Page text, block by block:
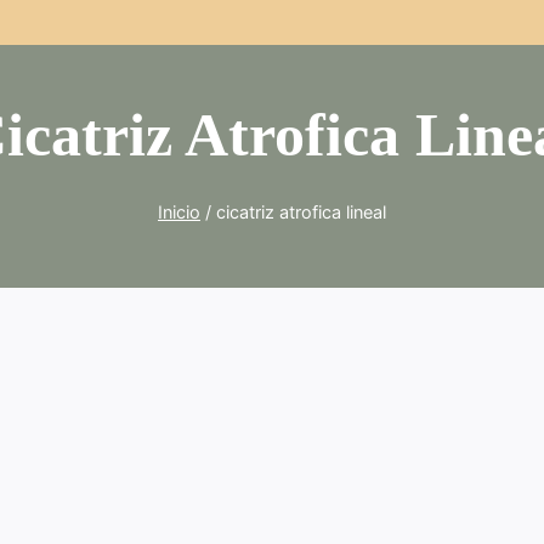
Atrofica
Inicio / cicatriz atrofica lineal